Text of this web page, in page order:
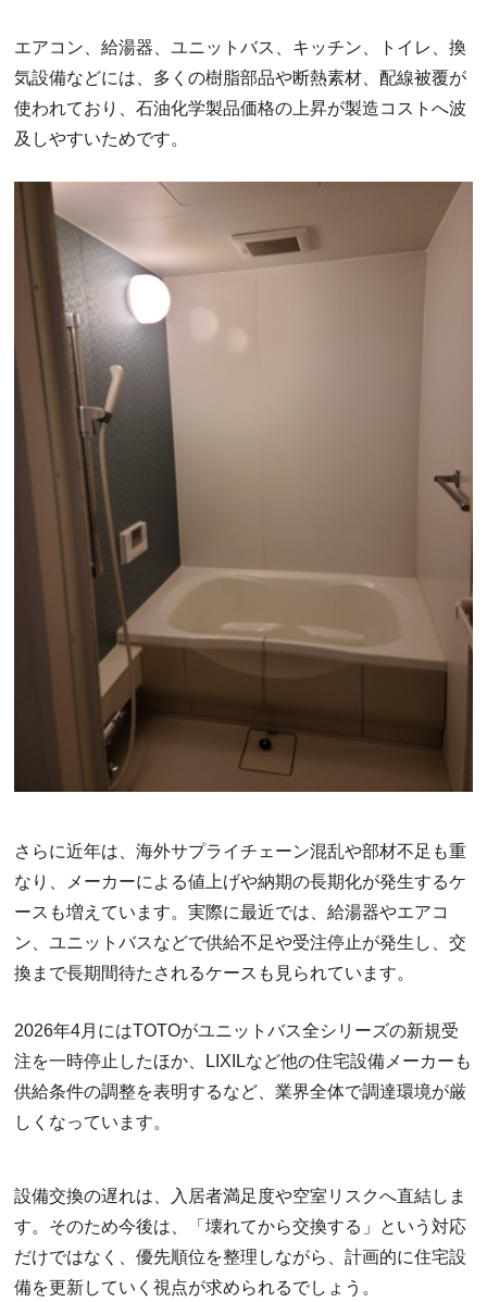
エアコン、給湯器、ユニットバス、キッチン、トイレ、換
気設備などには、多くの樹脂部品や断熱素材、配線被覆が
使われており、石油化学製品価格の上昇が製造コストへ波
及しやすいためです。
さらに近年は、海外サプライチェーン混乱や部材不足も重
なり、メーカーによる値上げや納期の長期化が発生するケ
ースも増えています。実際に最近では、給湯器やエアコ
ン、ユニットバスなどで供給不足や受注停止が発生し、交
換まで長期間待たされるケースも見られています。
2026年4月にはTOTOがユニットバス全シリーズの新規受
注を一時停止したほか、LIXILなど他の住宅設備メーカーも
供給条件の調整を表明するなど、業界全体で調達環境が厳
しくなっています。
設備交換の遅れは、入居者満足度や空室リスクへ直結しま
す。そのため今後は、「壊れてから交換する」という対応
だけではなく、優先順位を整理しながら、計画的に住宅設
備を更新していく視点が求められるでしょう。